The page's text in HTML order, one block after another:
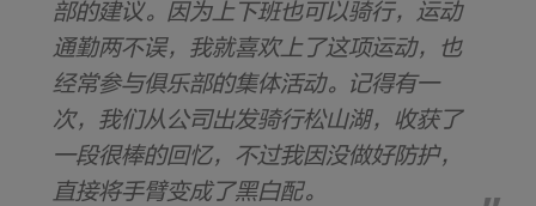
部的建议。因为上下班也可以骑行，运动
通勤两不误，我就喜欢上了这项运动，也
经常参与俱乐部的集体活动。记得有一
次，我们从公司出发骑行松山湖，收获了
一段很棒的回忆，不过我因没做好防护，
直接将手臂变成了黑白配。